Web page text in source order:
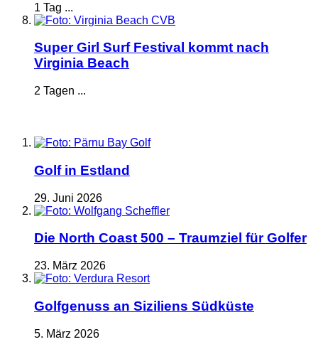
1 Tag ...
Super Girl Surf Festival kommt nach
Virginia Beach
2 Tagen ...
Golf in Estland
29. Juni 2026
Die North Coast 500 – Traumziel für Golfer
23. März 2026
Golfgenuss an Siziliens Südküste
5. März 2026